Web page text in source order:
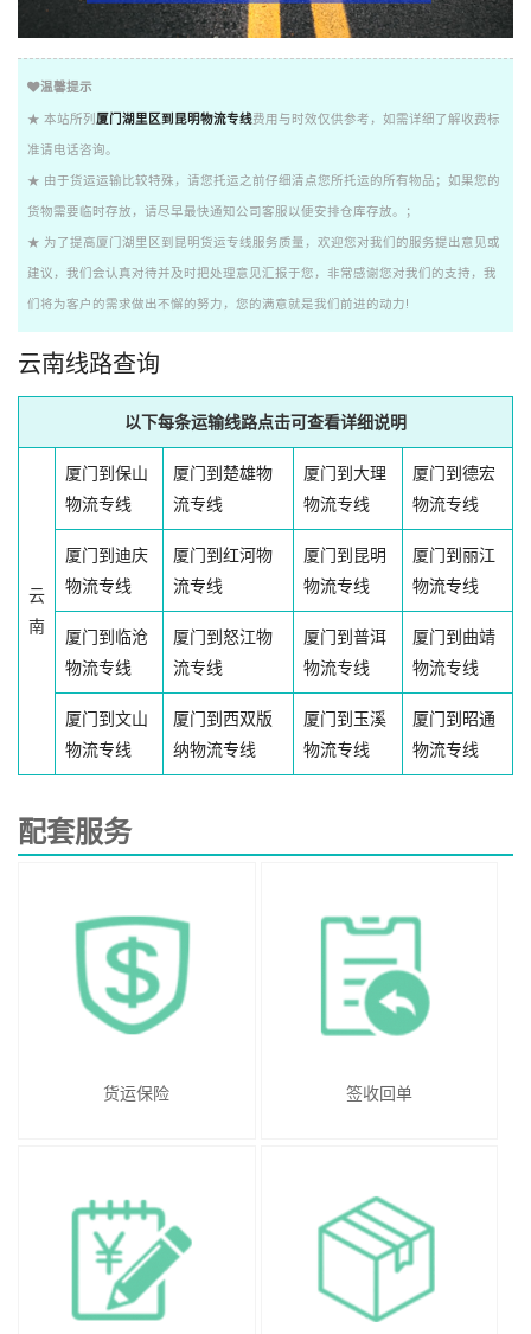
温馨提示
★ 本站所列 厦门湖里区到昆明物流专线费用与时效仅供参考，如需详细了解收费标
准请电话咨询。
★ 由于货运运输比较特殊，请您托运之前仔细清点您所托运的所有物品；如果您的
货物需要临时存放，请尽早最快通知公司客服以便安排仓库存放。；
★ 为了提高厦门湖里区到昆明货运专线服务质量，欢迎您对我们的服务提出意见或
建议，我们会认真对待并及时把处理意见汇报于您，非常感谢您对我们的支持，我
们将为客户的需求做出不懈的努力，您的满意就是我们前进的动力!
云南线路查询
以下每条运输线路点击可查看详细说明
云
南
厦门到保山
物流专线
厦门到楚雄物
流专线
厦门到大理
物流专线
厦门到德宏
物流专线
厦门到迪庆
物流专线
厦门到红河物
流专线
厦门到昆明
物流专线
厦门到丽江
物流专线
厦门到临沧
物流专线
厦门到怒江物
流专线
厦门到普洱
物流专线
厦门到曲靖
物流专线
厦门到文山
物流专线
厦门到西双版
纳物流专线
厦门到玉溪
物流专线
厦门到昭通
物流专线
配套服务
货运保险 签收回单